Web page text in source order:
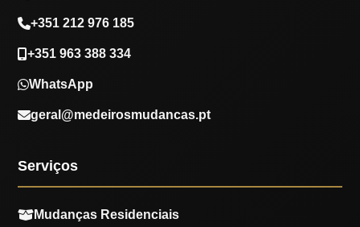
+351 212 976 185
+351 963 388 334
WhatsApp
geral@medeirosmudancas.pt
Serviços
Mudanças Residenciais